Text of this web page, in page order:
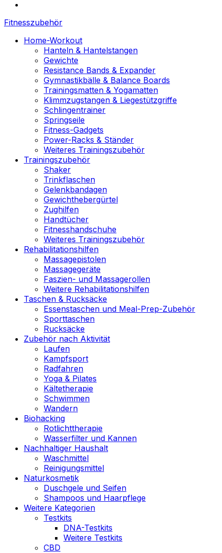
Fitnesszubehör
Home-Workout
Hanteln & Hantelstangen
Gewichte
Resistance Bands & Expander
Gymnastikbälle & Balance Boards
Trainingsmatten & Yogamatten
Klimmzugstangen & Liegestützgriffe
Schlingentrainer
Springseile
Fitness-Gadgets
Power-Racks & Ständer
Weiteres Trainingszubehör
Trainingszubehör
Shaker
Trinkflaschen
Gelenkbandagen
Gewichthebergürtel
Zughilfen
Handtücher
Fitnesshandschuhe
Weiteres Trainingszubehör
Rehabilitationshilfen
Massagepistolen
Massagegeräte
Faszien- und Massagerollen
Weitere Rehabilitationshilfen
Taschen & Rucksäcke
Essenstaschen und Meal-Prep-Zubehör
Sporttaschen
Rucksäcke
Zubehör nach Aktivität
Laufen
Kampfsport
Radfahren
Yoga & Pilates
Kältetherapie
Schwimmen
Wandern
Biohacking
Rotlichttherapie
Wasserfilter und Kannen
Nachhaltiger Haushalt
Waschmittel
Reinigungsmittel
Naturkosmetik
Duschgele und Seifen
Shampoos und Haarpflege
Weitere Kategorien
Testkits
DNA-Testkits
Weitere Testkits
CBD